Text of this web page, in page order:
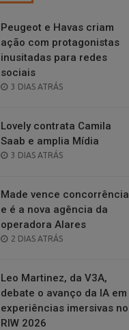
Peugeot e Havas criam
ação com protagonistas
inusitadas para redes
sociais
POSTED
3 DIAS ATRÁS
Lovely contrata Camila
Saab e amplia Mídia
POSTED
3 DIAS ATRÁS
Made vence concorrência
e é a nova agência da
operadora Alares
POSTED
2 DIAS ATRÁS
Leo Martinez, da V3A,
debate o avanço da IA em
experiências imersivas no
RIW 2026